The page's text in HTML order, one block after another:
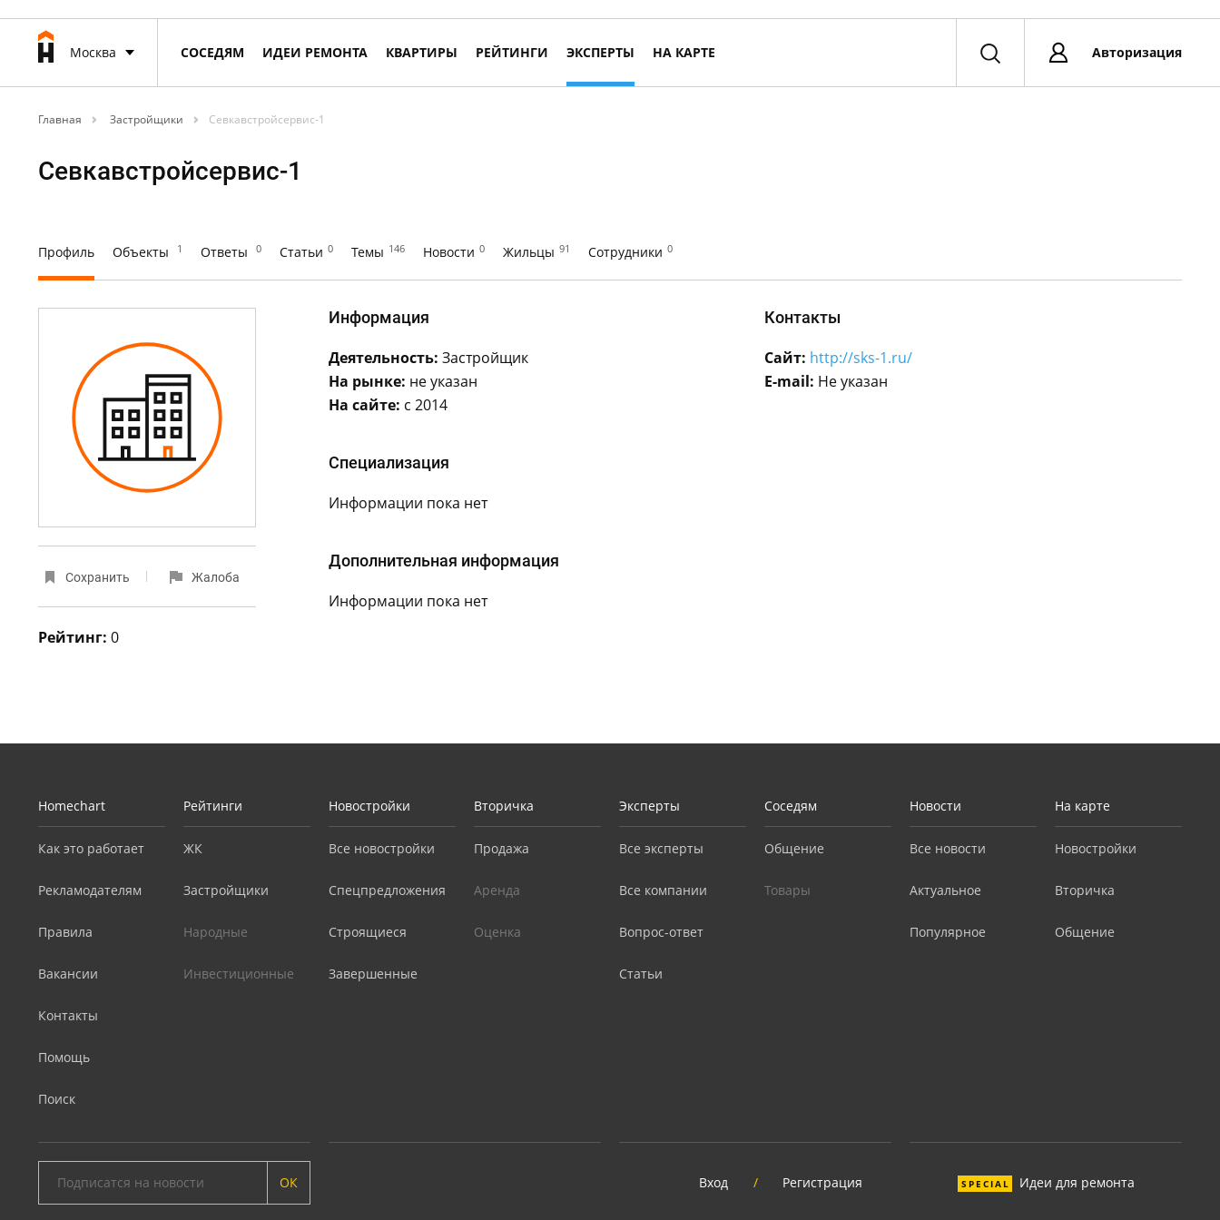
Москва СОСЕДЯМ ИДЕИ РЕМОНТА КВАРТИРЫ РЕЙТИНГИ ЭКСПЕРТЫ НА КАРТЕ Авторизация
Главная Застройщики Севкавстройсервис-1
Севкавстройсервис-1
Профиль Объекты 1 Ответы 0 Статьи 0 Темы 146 Новости 0 Жильцы 91 Сотрудники 0
Сохранить Жалоба
Рейтинг: 0
Информация
Деятельность: Застройщик
На рынке: не указан
На сайте: с 2014
Контакты
Сайт: http://sks-1.ru/
E-mail: Не указан
Специализация
Информации пока нет
Дополнительная информация
Информации пока нет
Homechart
Как это работает
Рекламодателям
Правила
Вакансии
Контакты
Помощь
Поиск
Рейтинги
ЖК
Застройщики
Народные
Инвестиционные
Новостройки
Все новостройки
Спецпредложения
Строящиеся
Завершенные
Вторичка
Продажа
Аренда
Оценка
Эксперты
Все эксперты
Все компании
Вопрос-ответ
Статьи
Соседям
Общение
Товары
Новости
Все новости
Актуальное
Популярное
На карте
Новостройки
Вторичка
Общение
ОК Вход / Регистрация SPECIAL Идеи для ремонта